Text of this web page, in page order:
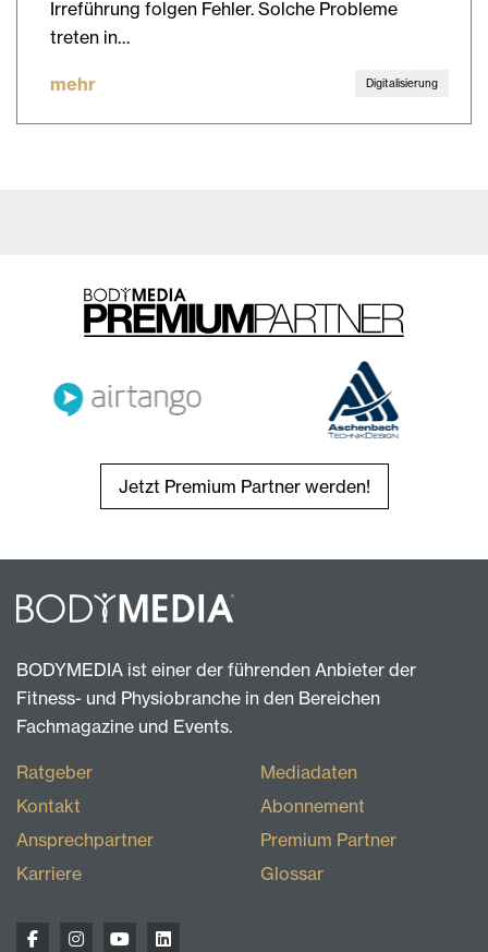
Irreführung folgen Fehler. Solche Probleme
treten in…
mehr Digitalisierung
Jetzt Premium Partner werden!
BODYMEDIA ist einer der führenden Anbieter der
Fitness- und Physiobranche in den Bereichen
Fachmagazine und Events.
Ratgeber
Kontakt
Ansprechpartner
Karriere
Mediadaten
Abonnement
Premium Partner
Glossar